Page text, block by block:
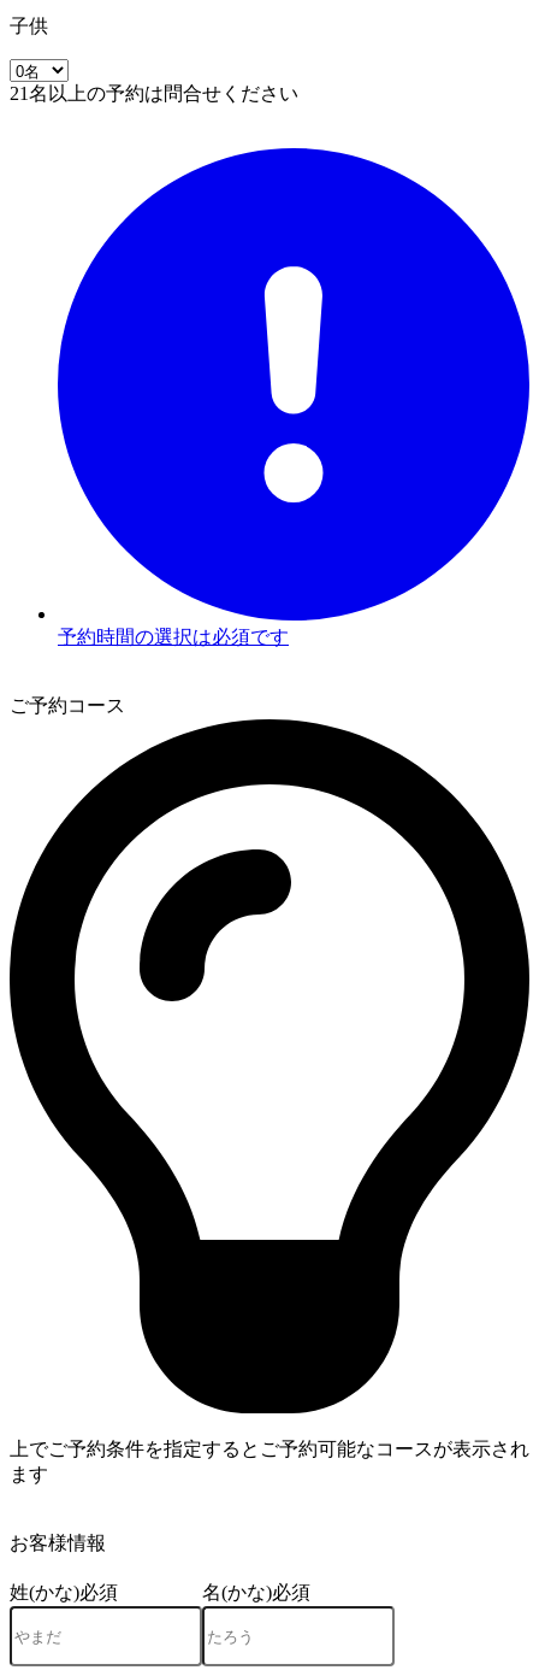
子供
21名以上の予約は問合せください
予約時間の選択は必須です
ご予約コース
上でご予約条件を指定するとご予約可能なコースが表示され
ます
お客様情報
姓(かな)必須 名(かな)必須